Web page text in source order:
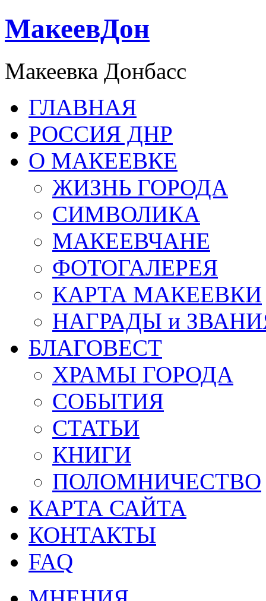
МакеевДон
Макеевка Донбасс
ГЛАВНАЯ
РОССИЯ ДНР
О МАКЕЕВКЕ
ЖИЗНЬ ГОРОДА
СИМВОЛИКА
МАКЕЕВЧАНЕ
ФОТОГАЛЕРЕЯ
КАРТА МАКЕЕВКИ
НАГРАДЫ и
БЛАГОВЕСТ
ХРАМЫ ГОРОДА
СОБЫТИЯ
СТАТЬИ
КНИГИ
ПОЛОМНИЧЕСТВО
КАРТА САЙТА
КОНТАКТЫ
FAQ